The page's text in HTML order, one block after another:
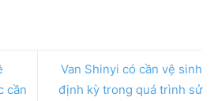
cần
Van Shinyi có cần vệ sinh
định kỳ trong quá trình sử